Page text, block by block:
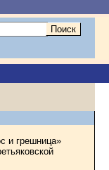
и грешница»